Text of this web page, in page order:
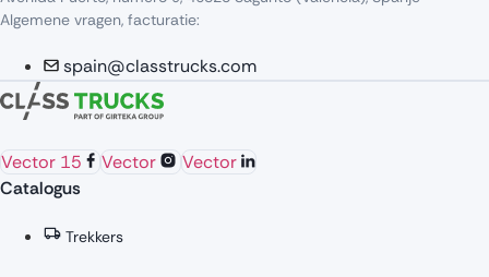
Algemene vragen, facturatie:
spain@classtrucks.com
Vector 15 Vector
Vector
Catalogus
Trekkers